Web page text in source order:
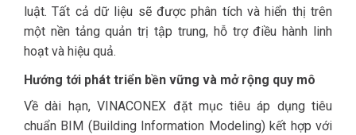
luật. Tất cả dữ liệu sẽ được phân tích và hiển thị trên
một nền tảng quản trị tập trung, hỗ trợ điều hành linh
hoạt và hiệu quả.
Hướng tới phát triển bền vững và mở rộng quy mô
Về dài hạn, VINACONEX đặt mục tiêu áp dụng tiêu
chuẩn BIM (Building Information Modeling) kết hợp với